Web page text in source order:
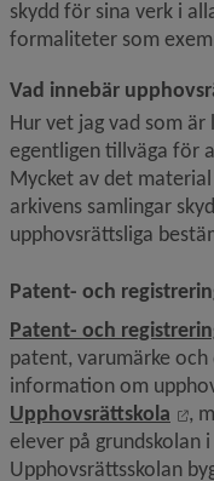
skydd för sina verk i
formaliteter som
Vad innebär
Hur vet jag vad som
egentligen tillväga för
Mycket av det
arkivens samlingar
upphovsrättsliga
Patent- och
Patent- och
patent, varumärke
Upphovsrättskola
,
elever på grundskolan